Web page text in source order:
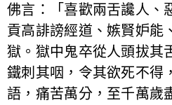
佛言：「喜歡兩舌讒人、
貢高誹謗經道、嫉賢妒能
獄。獄中鬼卒從人頭拔其
鐵刺其咽，令其欲死不得
語，痛苦萬分，至千萬歲